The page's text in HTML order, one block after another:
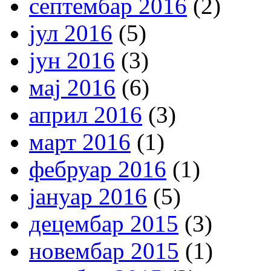
септембар 2016 (2)
јул 2016 (5)
јун 2016 (3)
мај 2016 (6)
април 2016 (3)
март 2016 (1)
фебруар 2016 (1)
јануар 2016 (5)
децембар 2015 (3)
новембар 2015 (1)